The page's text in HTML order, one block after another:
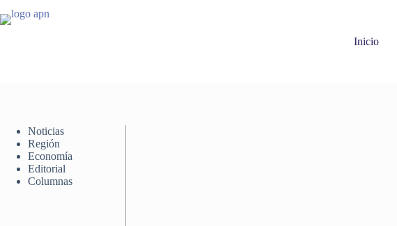
al
Inicio
Noticias
Región
Economía
Editorial
Columnas